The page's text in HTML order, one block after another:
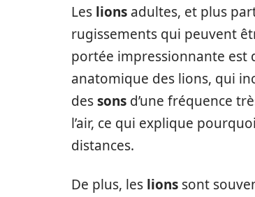
Les lions adultes, et plus
rugissements qui peuvent
portée impressionnante est
anatomique des lions, qui
dessons d’une fréquence
l’air, ce qui explique
distances.
De plus, les lions sont